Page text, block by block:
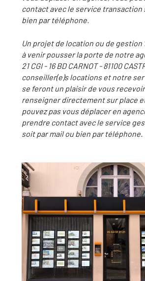
contact avec le service transaction
bien par téléphone.
Un projet de location ou de gestion
à venir pousser la porte de notre
21 CGI - 16 BD CARNOT - 81100
conseiller(e)s locations et notre
se feront un plaisir de vous
renseigner directement sur place
pouvez pas vous déplacer en
prendre contact avec le service
soit par mail ou bien par téléphone.